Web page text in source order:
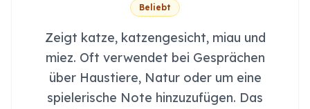
Beliebt
Zeigt katze, katzengesicht, miau und
miez. Oft verwendet bei Gesprächen
über Haustiere, Natur oder um eine
spielerische Note hinzuzufügen. Das